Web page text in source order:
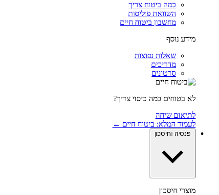
כמה ביטוח צריך
השוואת פוליסות
מחשבון ביטוח חיים
מידע נוסף
שאלות נפוצות
מדריכים
סרטונים
לא בטוחים כמה כיסוי צריך?
לתיאום שיחה
לעמוד המלא: ביטוח חיים ←
פנסיה וחיסכון
מוצרי חיסכון